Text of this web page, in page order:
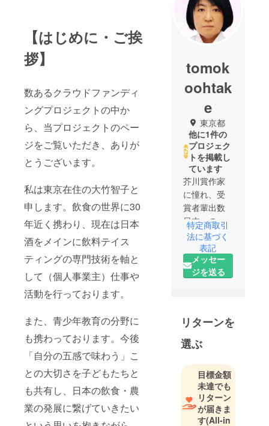
【はじめに・ご挨
拶】
数あるクラウドファンディ
ングプロジェクトの中か
ら、当プロジェクトのペー
ジをご覧いただき、ありが
とうございます。
私は東京在住の大竹智子と
申します。飲食の世界に30
年近く携わり、現在は日本
酒をメインに飲料テイス
ティングの専門技術を軸と
して（個人事業主）仕事や
活動を行っております。
また、青少年教育の分野に
も携わっております。今後
「自分の五感で味わう」こ
との大切さを子どもたちと
も共有し、日本の飲食・農
業の発展に繋げていきたい
tomok
oohtak
e
東京都
他に1件の
プロジェク
トを掲載し
ています
芥川賞作家
に憧れ、受
賞者輩出数
日本一の大
学・学部に
入学。そこ
で創作意欲
に目覚め過
道に足を踏
み入れ、今
年で32年
目。1杯の飲
み物のテイ
スティング
から「農」
を見つめ、
特定商取引
法に基づく
表記
メッセー
ジを送る
リターンを
選ぶ
目標金額
未達でも
リターン
が届きま
す(All-in